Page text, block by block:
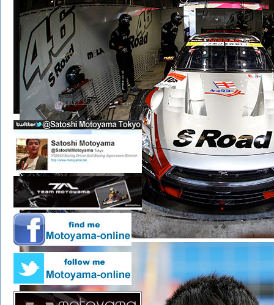
写真を見る